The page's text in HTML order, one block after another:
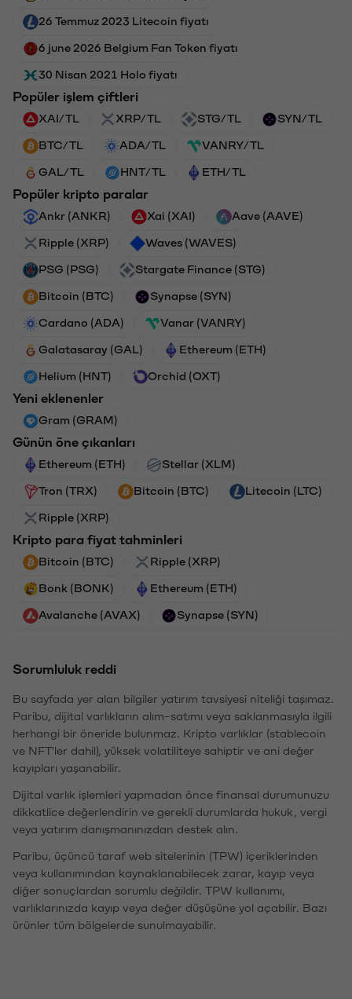
26 Temmuz 2023 Litecoin fiyatı
6 june 2026 Belgium Fan Token fiyatı
30 Nisan 2021 Holo fiyatı
Popüler işlem çiftleri
XAI/TL XRP/TL STG/TL SYN/TL
BTC/TL ADA/TL VANRY/TL
GAL/TL HNT/TL ETH/TL
Popüler kripto paralar
Ankr (ANKR) Xai (XAI) Aave (AAVE)
Ripple (XRP) Waves (WAVES)
PSG (PSG) Stargate Finance (STG)
Bitcoin (BTC) Synapse (SYN)
Cardano (ADA) Vanar (VANRY)
Galatasaray (GAL) Ethereum (ETH)
Helium (HNT) Orchid (OXT)
Yeni eklenenler
Gram (GRAM)
Günün öne çıkanları
Ethereum (ETH) Stellar (XLM)
Tron (TRX) Bitcoin (BTC) Litecoin (LTC)
Ripple (XRP)
Kripto para fiyat tahminleri
Bitcoin (BTC) Ripple (XRP)
Bonk (BONK) Ethereum (ETH)
Avalanche (AVAX) Synapse (SYN)
Sorumluluk reddi
Bu sayfada yer alan bilgiler yatırım tavsiyesi niteliği taşımaz.
Paribu, dijital varlıkların alım-satımı veya saklanmasıyla ilgili
herhangi bir öneride bulunmaz. Kripto varlıklar (stablecoin
ve NFT'ler dahil), yüksek volatiliteye sahiptir ve ani değer
kayıpları yaşanabilir.
Dijital varlık işlemleri yapmadan önce finansal durumunuzu
dikkatlice değerlendirin ve gerekli durumlarda hukuk, vergi
veya yatırım danışmanınızdan destek alın.
Paribu, üçüncü taraf web sitelerinin (TPW) içeriklerinden
veya kullanımından kaynaklanabilecek zarar, kayıp veya
diğer sonuçlardan sorumlu değildir. TPW kullanımı,
varlıklarınızda kayıp veya değer düşüşüne yol açabilir. Bazı
ürünler tüm bölgelerde sunulmayabilir.